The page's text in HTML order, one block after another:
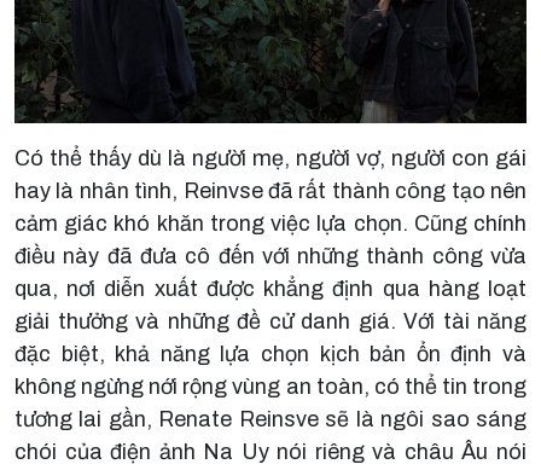
Có thể thấy dù là người mẹ, người vợ, người con gái
hay là nhân tình, Reinvse đã rất thành công tạo nên
cảm giác khó khăn trong việc lựa chọn. Cũng chính
điều này đã đưa cô đến với những thành công vừa
qua, nơi diễn xuất được khẳng định qua hàng loạt
giải thưởng và những đề cử danh giá. Với tài năng
đặc biệt, khả năng lựa chọn kịch bản ổn định và
không ngừng nới rộng vùng an toàn, có thể tin trong
tương lai gần, Renate Reinsve sẽ là ngôi sao sáng
chói của điện ảnh Na Uy nói riêng và châu Âu nói